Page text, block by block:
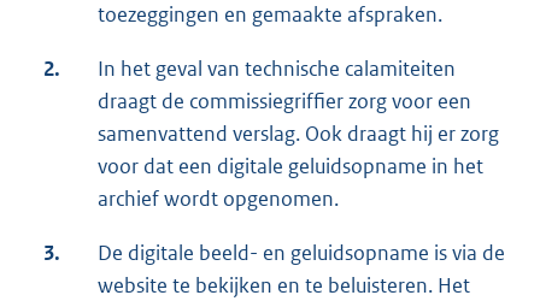
toezeggingen en gemaakte afspraken.
2.
In het geval van technische calamiteiten
draagt de commissiegriffier zorg voor een
samenvattend verslag. Ook draagt hij er zorg
voor dat een digitale geluidsopname in het
archief wordt opgenomen.
3.
De digitale beeld- en geluidsopname is via de
website te bekijken en te beluisteren. Het